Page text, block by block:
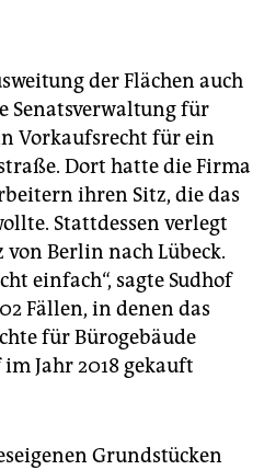
der Flächen auch
Senatsverwaltung für
Vorkaufsrecht für ein
Dort hatte die Firma
ihren Sitz, die das
Stattdessen verlegt
Berlin nach Lübeck.
einfach“, sagte Sudhof
Fällen, in denen das
für Bürogebäude
Jahr 2018 gekauft
Grundstücken